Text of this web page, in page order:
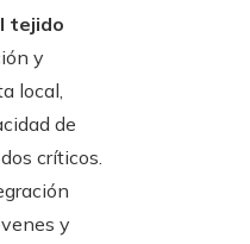
tejido
y
local,
de
críticos.
y